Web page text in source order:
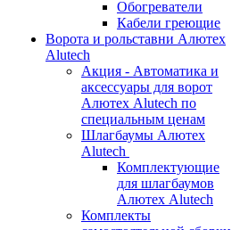
Обогреватели
Кабели греющие
Ворота и рольставни Алютех
Alutech
Акция - Автоматика и
аксессуары для ворот
Алютех Alutech по
специальным ценам
Шлагбаумы Алютех
Alutech
Комплектующие
для шлагбаумов
Алютех Alutech
Комплекты